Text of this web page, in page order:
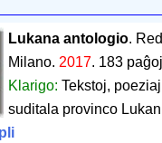
Lukana antologio.
Milano. 2017. 183 paĝoj
Klarigo: Tekstoj,
suditala provinco